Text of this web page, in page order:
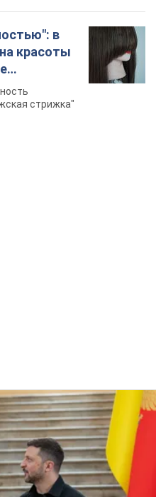
в
красоты
скандал.
стрижка"